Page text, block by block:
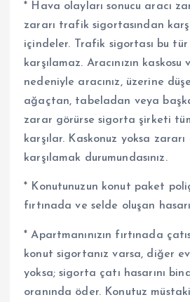
* Hava olayları sonucu aracı
zararı trafik sigortasından
içindeler. Trafik sigortası bu tür
karşılamaz. Aracınızın kaskosu
nedeniyle aracınız, üzerine
ağaçtan, tabeladan veya
zarar görürse sigorta şirketi tüm
karşılar. Kaskonuz yoksa
karşılamak durumundasınız.
* Konutunuzun konut paket
fırtınada ve selde oluşan
* Apartmanınızın fırtınada
konut sigortanız varsa, diğer
yoksa; sigorta çatı hasarını
oranında öder. Konutuz